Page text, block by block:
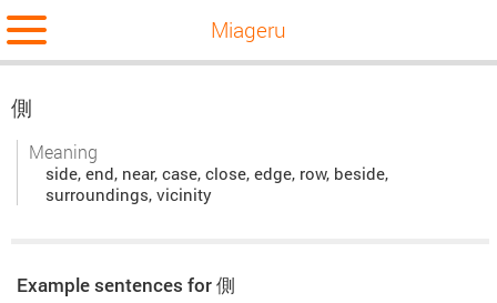
Miageru
側
Meaning
side, end, near, case, close, edge, row, beside,
surroundings, vicinity
Example sentences for 側